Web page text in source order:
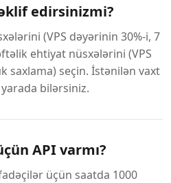
edirsinizmi?
(VPS dəyərinin 30%-i, 7
ehtiyat nüsxələrini (VPS
saxlama) seçin. İstənilən vaxt
bilərsiniz.
API varmı?
üçün saatda 1000